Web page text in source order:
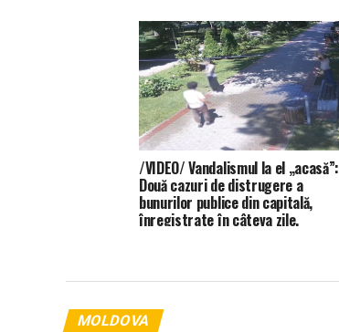
/VIDEO/ Vandalismul la el „acasă”:
Două cazuri de distrugere a
bunurilor publice din capitală,
înregistrate în câteva zile.
MOLDOVA